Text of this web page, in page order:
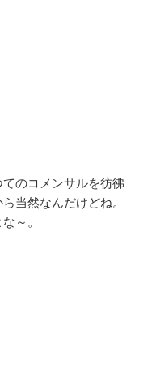
のコメンサルを彷彿
当然なんだけどね。
～。